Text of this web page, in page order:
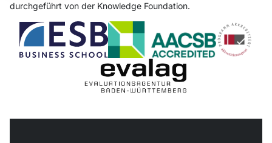
durchgeführt von der Knowledge Foundation.